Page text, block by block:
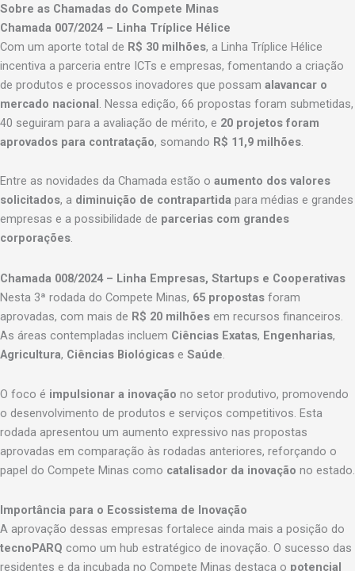
Sobre as Chamadas do Compete Minas
Chamada 007/2024 – Linha Tríplice Hélice
Com um aporte total de R$ 30 milhões, a Linha Tríplice Hélice
incentiva a parceria entre ICTs e empresas, fomentando a criação
de produtos e processos inovadores que possam alavancar o
mercado nacional. Nessa edição, 66 propostas foram submetidas,
40 seguiram para a avaliação de mérito, e 20 projetos foram
aprovados para contratação, somando R$ 11,9 milhões.
Entre as novidades da Chamada estão o aumento dos valores
solicitados, a diminuição de contrapartida para médias e grandes
empresas e a possibilidade de parcerias com grandes
corporações.
Chamada 008/2024 – Linha Empresas, Startups e Cooperativas
Nesta 3ª rodada do Compete Minas, 65 propostas foram
aprovadas, com mais de R$ 20 milhões em recursos financeiros.
As áreas contempladas incluem Ciências Exatas, Engenharias,
Agricultura, Ciências Biológicas e Saúde.
O foco é impulsionar a inovação no setor produtivo, promovendo
o desenvolvimento de produtos e serviços competitivos. Esta
rodada apresentou um aumento expressivo nas propostas
aprovadas em comparação às rodadas anteriores, reforçando o
papel do Compete Minas como catalisador da inovação no estado.
Importância para o Ecossistema de Inovação
A aprovação dessas empresas fortalece ainda mais a posição do
tecnoPARQ como um hub estratégico de inovação. O sucesso das
residentes e da incubada no Compete Minas destaca o potencial